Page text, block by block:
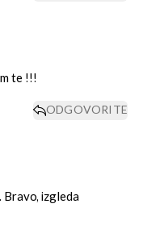
te !!!
ODGOVORITE
Bravo, izgleda